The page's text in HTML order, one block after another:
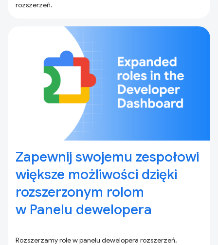
rozszerzeń.
Zapewnij swojemu zespołowi
większe możliwości dzięki
rozszerzonym rolom
w Panelu dewelopera
Rozszerzamy role w panelu dewelopera rozszerzeń,